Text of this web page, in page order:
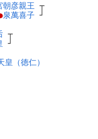
朝彦親王 ┬
泉萬喜子 ┘
┬
┘
皇（徳仁）